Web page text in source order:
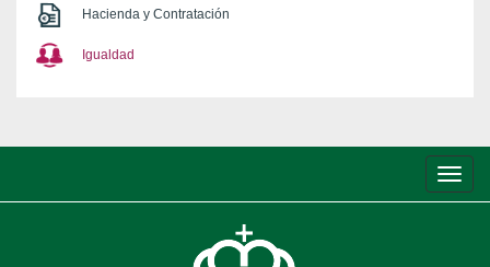
Hacienda y Contratación
Igualdad
de